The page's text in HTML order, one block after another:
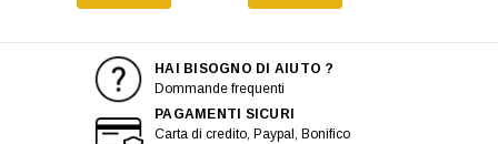
Fendinebbia, Nuova
HAI BISOGNO DI AIUTO ?
Dommande frequenti
PAGAMENTI SICURI
Carta di credito, Paypal, Bonifico